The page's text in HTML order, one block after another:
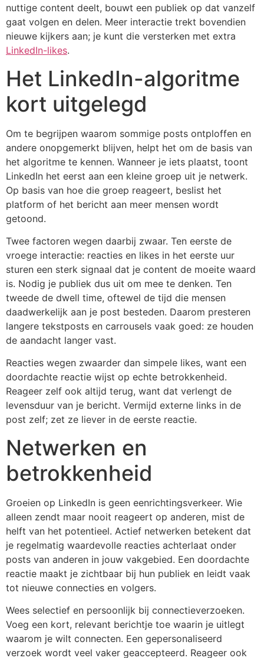
nuttige content deelt, bouwt een publiek op dat vanzelf
gaat volgen en delen. Meer interactie trekt bovendien
nieuwe kijkers aan; je kunt die versterken met extra
LinkedIn-likes.
Het LinkedIn-algoritme
kort uitgelegd
Om te begrijpen waarom sommige posts ontploffen en
andere onopgemerkt blijven, helpt het om de basis van
het algoritme te kennen. Wanneer je iets plaatst, toont
LinkedIn het eerst aan een kleine groep uit je netwerk.
Op basis van hoe die groep reageert, beslist het
platform of het bericht aan meer mensen wordt
getoond.
Twee factoren wegen daarbij zwaar. Ten eerste de
vroege interactie: reacties en likes in het eerste uur
sturen een sterk signaal dat je content de moeite waard
is. Nodig je publiek dus uit om mee te denken. Ten
tweede de dwell time, oftewel de tijd die mensen
daadwerkelijk aan je post besteden. Daarom presteren
langere tekstposts en carrousels vaak goed: ze houden
de aandacht langer vast.
Reacties wegen zwaarder dan simpele likes, want een
doordachte reactie wijst op echte betrokkenheid.
Reageer zelf ook altijd terug, want dat verlengt de
levensduur van je bericht. Vermijd externe links in de
post zelf; zet ze liever in de eerste reactie.
Netwerken en
betrokkenheid
Groeien op LinkedIn is geen eenrichtingsverkeer. Wie
alleen zendt maar nooit reageert op anderen, mist de
helft van het potentieel. Actief netwerken betekent dat
je regelmatig waardevolle reacties achterlaat onder
posts van anderen in jouw vakgebied. Een doordachte
reactie maakt je zichtbaar bij hun publiek en leidt vaak
tot nieuwe connecties en volgers.
Wees selectief en persoonlijk bij connectieverzoeken.
Voeg een kort, relevant berichtje toe waarin je uitlegt
waarom je wilt connecten. Een gepersonaliseerd
verzoek wordt veel vaker geaccepteerd. Reageer ook